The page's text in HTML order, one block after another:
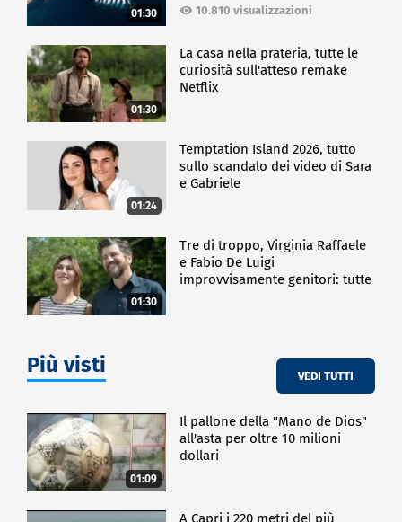
01:30 10.810 visualizzazioni
01:30
La casa nella prateria, tutte le
curiosità sull'atteso remake
Netflix
01:24
Temptation Island 2026, tutto
sullo scandalo dei video di Sara
e Gabriele
01:30
Tre di troppo, Virginia Raffaele
e Fabio De Luigi
improvvisamente genitori: tutte
Più visti VEDI TUTTI
01:09
Il pallone della "Mano de Dios"
all'asta per oltre 10 milioni
dollari
A Capri i 220 metri del più